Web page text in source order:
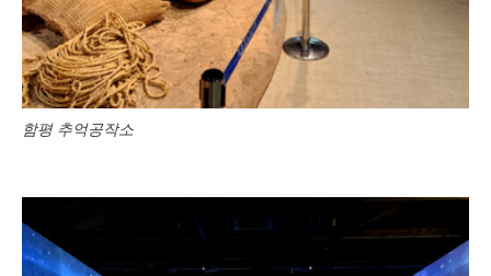
함평 추억공작소